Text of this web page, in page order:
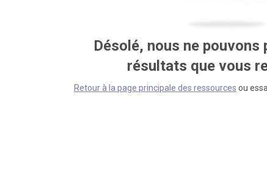
Désolé, nous ne pouvons
résultats que vous
Retour à la page principale des ressources ou